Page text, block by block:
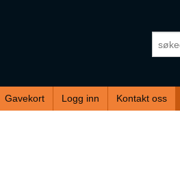
Gavekort Logg inn Kontakt oss